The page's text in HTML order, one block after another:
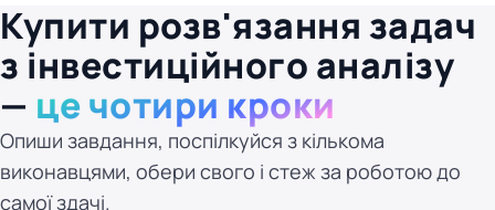
Купити розв'язання задач
з інвестиційного аналізу
— це чотири кроки
Опиши завдання, поспілкуйся з кількома
виконавцями, обери свого і стеж за роботою до
самої здачі.